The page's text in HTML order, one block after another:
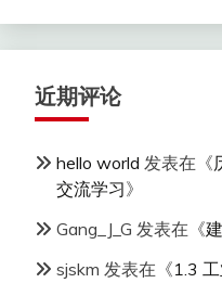
近期评论
hello world 发表在《
交流学习》
Gang_J_G 发表在《
sjskm 发表在《1.3